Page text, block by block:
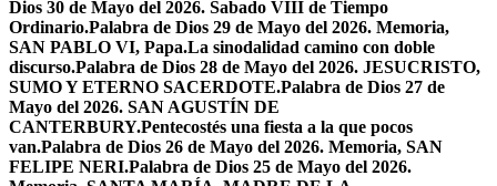
Dios 30 de Mayo del 2026. Sabado VIII de Tiempo
Ordinario.Palabra de Dios 29 de Mayo del 2026. Memoria,
SAN PABLO VI, Papa.La sinodalidad camino con doble
discurso.Palabra de Dios 28 de Mayo del 2026. JESUCRISTO,
SUMO Y ETERNO SACERDOTE.Palabra de Dios 27 de
Mayo del 2026. SAN AGUSTÍN DE
CANTERBURY.Pentecostés una fiesta a la que pocos
van.Palabra de Dios 26 de Mayo del 2026. Memoria, SAN
FELIPE NERI.Palabra de Dios 25 de Mayo del 2026.